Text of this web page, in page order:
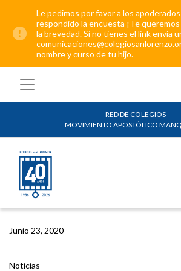
Le pedimos por favor a los
respondido la encuesta ¡Te
la brevedad. Si no tienes el link envía
nombre y curso de tu hijo.
RED DE COLEGIOS
MOVIMIENTO APOSTÓLICO
Junio 23, 2020
Noticias